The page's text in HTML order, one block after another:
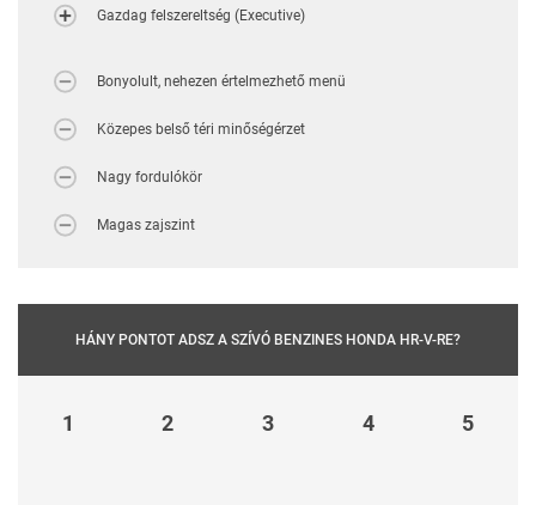
Gazdag felszereltség (Executive)
Bonyolult, nehezen értelmezhető menü
Közepes belső téri minőségérzet
Nagy fordulókör
Magas zajszint
HÁNY PONTOT ADSZ A SZÍVÓ BENZINES HONDA HR-V-RE?
1 2 3 4 5